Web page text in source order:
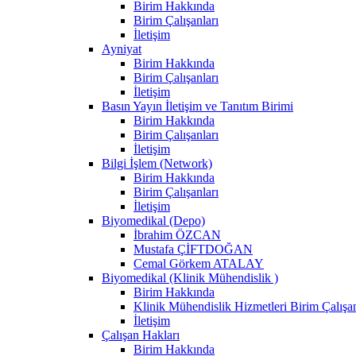
Birim Hakkında
Birim Çalışanları
İletişim
Ayniyat
Birim Hakkında
Birim Çalışanları
İletişim
Basın Yayın İletişim ve Tanıtım Birimi
Birim Hakkında
Birim Çalışanları
İletişim
Bilgi İşlem (Network)
Birim Hakkında
Birim Çalışanları
İletişim
Biyomedikal (Depo)
İbrahim ÖZCAN
Mustafa ÇİFTDOĞAN
Cemal Görkem ATALAY
Biyomedikal (Klinik Mühendislik )
Birim Hakkında
Klinik Mühendislik Hizmetleri Birim
İletişim
Çalışan Hakları
Birim Hakkında